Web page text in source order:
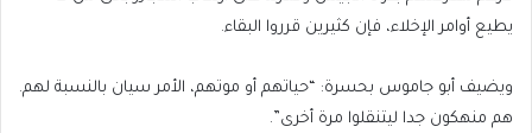
يطيع أوامر الإخلاء، فإن كثيرين قرروا البقاء.
ويضيف أبو جاموس بحسرة: “حياتهم أو موتهم، الأمر سيان بالنسبة لهم.
هم منهكون جدا ليتنقلوا مرة أخرى”.